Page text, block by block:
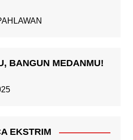
BANGUN MEDANMU!
EKSTRIM